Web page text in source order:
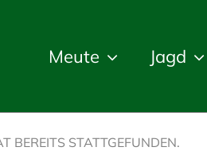
Meute Jagd
BEREITS STATTGEFUNDEN.